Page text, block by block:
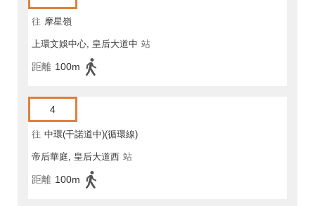
往 摩星嶺
上環文娛中心, 皇后大道中 站
距離 100m
4
往 中環(干諾道中)(循環線)
帝后華庭, 皇后大道西 站
距離 100m